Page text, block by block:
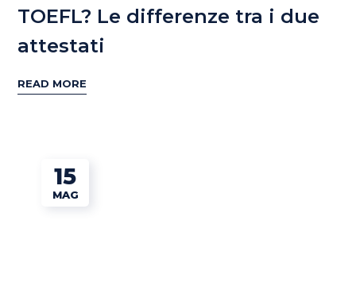
TOEFL? Le differenze tra i due
attestati
READ MORE
15
MAG